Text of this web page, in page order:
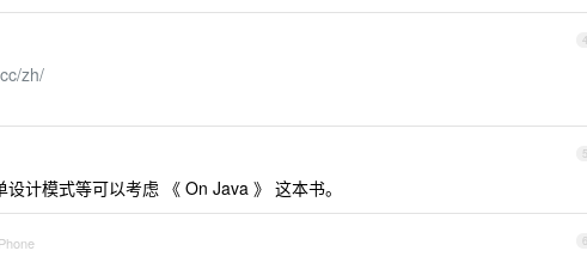
4
zh/
5
计模式等可以考虑 《 On Java 》 这本书。
6